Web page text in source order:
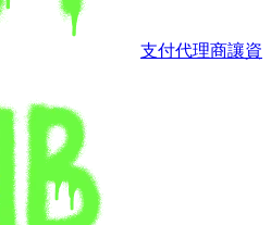
支付代理商讓資